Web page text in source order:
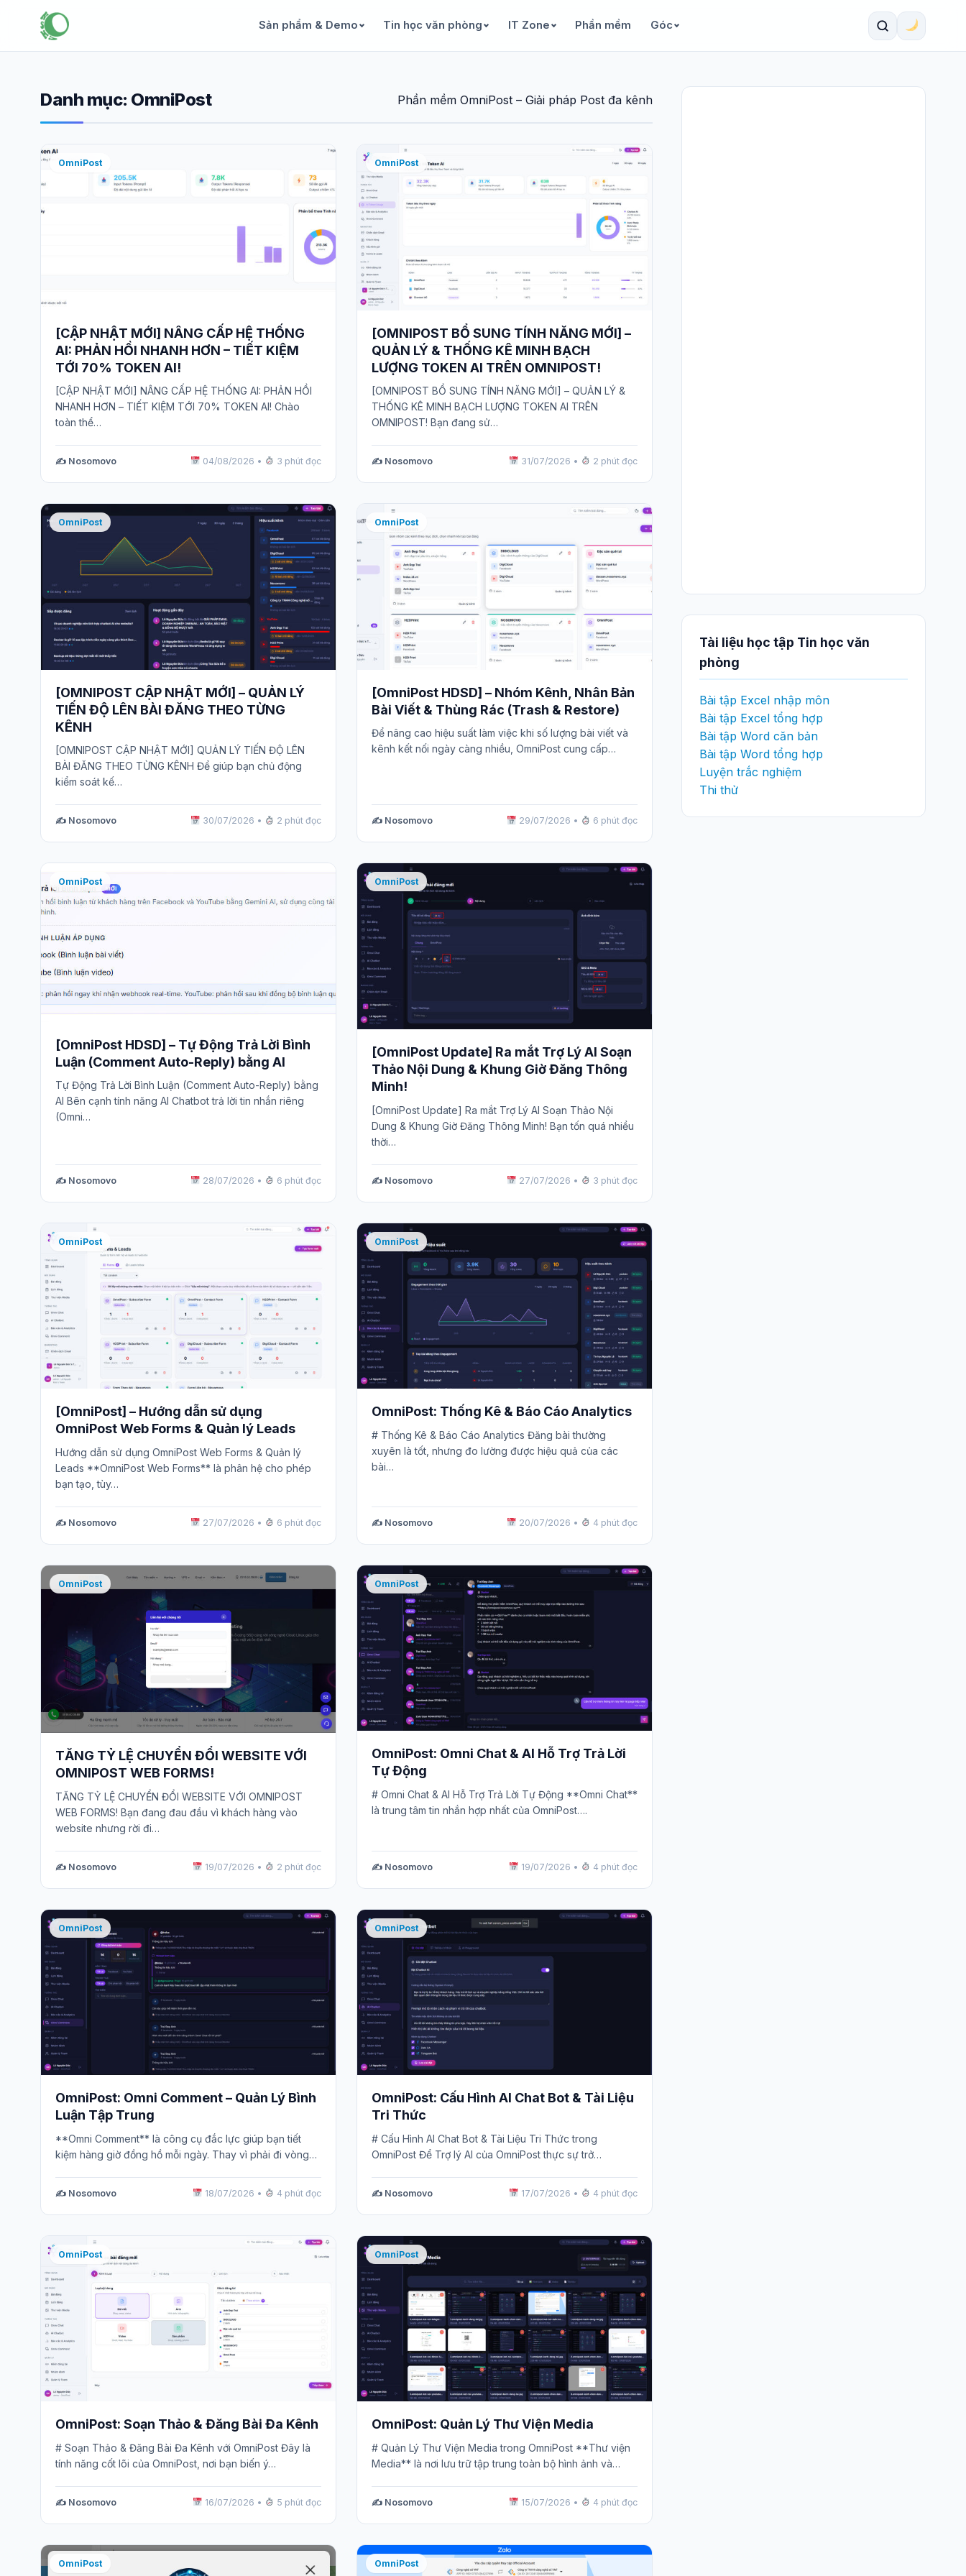
Sản phẩm & Demo Tin học văn phòng IT Zone Phần mềm Góc
Danh mục: OmniPost Phần mềm OmniPost – Giải pháp Post đa kênh
OmniPost
[CẬP NHẬT MỚI] NÂNG CẤP HỆ THỐNG
AI: PHẢN HỒI NHANH HƠN – TIẾT KIỆM
TỚI 70% TOKEN AI!
[CẬP NHẬT MỚI] NÂNG CẤP HỆ THỐNG AI: PHẢN HỒI
NHANH HƠN – TIẾT KIỆM TỚI 70% TOKEN AI! Chào
toàn thể…
✍️ Nosomovo 04/08/2026 • 3 phút đọc
OmniPost
[OMNIPOST BỔ SUNG TÍNH NĂNG MỚI] –
QUẢN LÝ & THỐNG KÊ MINH BẠCH
LƯỢNG TOKEN AI TRÊN OMNIPOST!
[OMNIPOST BỔ SUNG TÍNH NĂNG MỚI] – QUẢN LÝ &
THỐNG KÊ MINH BẠCH LƯỢNG TOKEN AI TRÊN
OMNIPOST! Bạn đang sử…
✍️ Nosomovo 31/07/2026 • 2 phút đọc
OmniPost
[OMNIPOST CẬP NHẬT MỚI] – QUẢN LÝ
TIẾN ĐỘ LÊN BÀI ĐĂNG THEO TỪNG
KÊNH
[OMNIPOST CẬP NHẬT MỚI] QUẢN LÝ TIẾN ĐỘ LÊN
BÀI ĐĂNG THEO TỪNG KÊNH Để giúp bạn chủ động
kiểm soát kế…
✍️ Nosomovo 30/07/2026 • 2 phút đọc
OmniPost
[OmniPost HDSD] – Nhóm Kênh, Nhân Bản
Bài Viết & Thùng Rác (Trash & Restore)
Để nâng cao hiệu suất làm việc khi số lượng bài viết và
kênh kết nối ngày càng nhiều, OmniPost cung cấp…
✍️ Nosomovo 29/07/2026 • 6 phút đọc
OmniPost
[OmniPost HDSD] – Tự Động Trả Lời Bình
Luận (Comment Auto-Reply) bằng AI
Tự Động Trả Lời Bình Luận (Comment Auto-Reply) bằng
AI Bên cạnh tính năng AI Chatbot trả lời tin nhắn riêng
(Omni…
✍️ Nosomovo 28/07/2026 • 6 phút đọc
OmniPost
[OmniPost Update] Ra mắt Trợ Lý AI Soạn
Thảo Nội Dung & Khung Giờ Đăng Thông
Minh!
[OmniPost Update] Ra mắt Trợ Lý AI Soạn Thảo Nội
Dung & Khung Giờ Đăng Thông Minh! Bạn tốn quá nhiều
thời…
✍️ Nosomovo 27/07/2026 • 3 phút đọc
OmniPost
[OmniPost] – Hướng dẫn sử dụng
OmniPost Web Forms & Quản lý Leads
Hướng dẫn sử dụng OmniPost Web Forms & Quản lý
Leads **OmniPost Web Forms** là phân hệ cho phép
bạn tạo, tùy…
✍️ Nosomovo 27/07/2026 • 6 phút đọc
OmniPost
OmniPost: Thống Kê & Báo Cáo Analytics
# Thống Kê & Báo Cáo Analytics Đăng bài thường
xuyên là tốt, nhưng đo lường được hiệu quả của các
bài…
✍️ Nosomovo 20/07/2026 • 4 phút đọc
OmniPost
TĂNG TỶ LỆ CHUYỂN ĐỔI WEBSITE VỚI
OMNIPOST WEB FORMS!
TĂNG TỶ LỆ CHUYỂN ĐỔI WEBSITE VỚI OMNIPOST
WEB FORMS! Bạn đang đau đầu vì khách hàng vào
website nhưng rời đi…
✍️ Nosomovo 19/07/2026 • 2 phút đọc
OmniPost
OmniPost: Omni Chat & AI Hỗ Trợ Trả Lời
Tự Động
# Omni Chat & AI Hỗ Trợ Trả Lời Tự Động **Omni Chat**
là trung tâm tin nhắn hợp nhất của OmniPost….
✍️ Nosomovo 19/07/2026 • 4 phút đọc
OmniPost
OmniPost: Omni Comment – Quản Lý Bình
Luận Tập Trung
**Omni Comment** là công cụ đắc lực giúp bạn tiết
kiệm hàng giờ đồng hồ mỗi ngày. Thay vì phải đi vòng…
✍️ Nosomovo 18/07/2026 • 4 phút đọc
OmniPost
OmniPost: Cấu Hình AI Chat Bot & Tài Liệu
Tri Thức
# Cấu Hình AI Chat Bot & Tài Liệu Tri Thức trong
OmniPost Để Trợ lý AI của OmniPost thực sự trở…
✍️ Nosomovo 17/07/2026 • 4 phút đọc
OmniPost
OmniPost: Soạn Thảo & Đăng Bài Đa Kênh
# Soạn Thảo & Đăng Bài Đa Kênh với OmniPost Đây là
tính năng cốt lõi của OmniPost, nơi bạn biến ý…
✍️ Nosomovo 16/07/2026 • 5 phút đọc
OmniPost
OmniPost: Quản Lý Thư Viện Media
# Quản Lý Thư Viện Media trong OmniPost **Thư viện
Media** là nơi lưu trữ tập trung toàn bộ hình ảnh và…
✍️ Nosomovo 15/07/2026 • 4 phút đọc
OmniPost OmniPost
Tài liệu học tập Tin học văn
phòng
Bài tập Excel nhập môn
Bài tập Excel tổng hợp
Bài tập Word căn bản
Bài tập Word tổng hợp
Luyện trắc nghiệm
Thi thử